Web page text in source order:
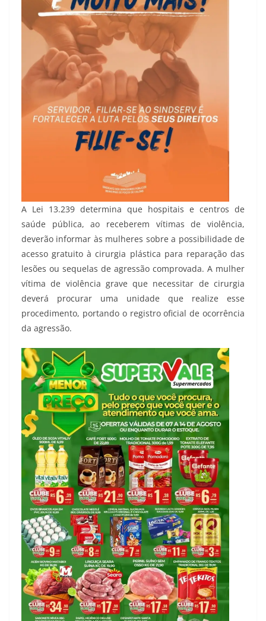
A Lei 13.239 determina que hospitais e centros de
saúde pública, ao receberem vítimas de violência,
deverão informar às mulheres sobre a possibilidade de
acesso gratuito à cirurgia plástica para reparação das
lesões ou sequelas de agressão comprovada. A mulher
vítima de violência grave que necessitar de cirurgia
deverá procurar uma unidade que realize esse
procedimento, portando o registro oficial de ocorrência
da agressão.